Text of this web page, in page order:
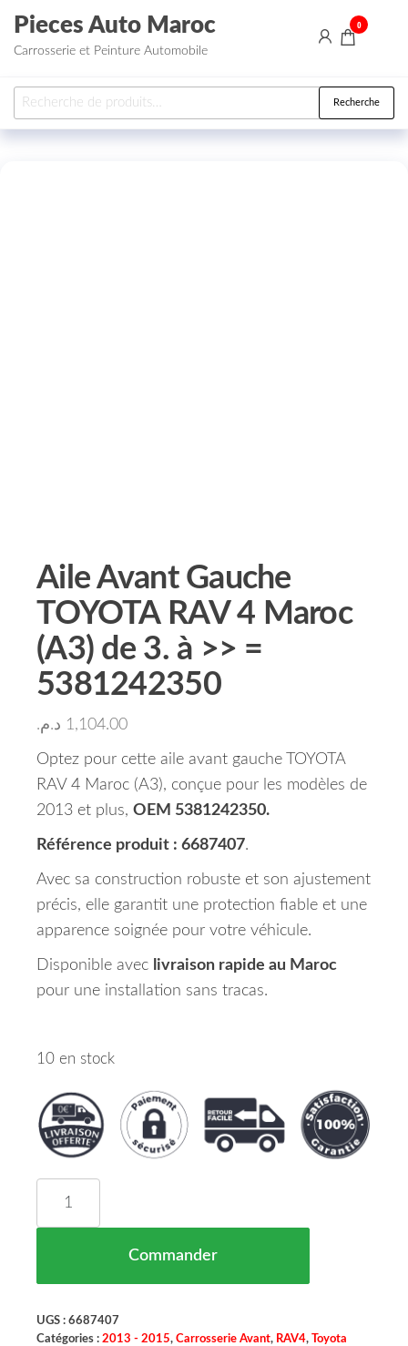
Aller au contenu
Pieces Auto Maroc
Carrosserie et Peinture Automobile
0
Recherche pour : Recherche
Aile Avant Gauche
TOYOTA RAV 4 Maroc
(A3) de 3. à >> =
5381242350
1,104.00 د.م.
Optez pour cette aile avant gauche TOYOTA
RAV 4 Maroc (A3), conçue pour les modèles de
2013 et plus, OEM 5381242350.
Référence produit : 6687407.
Avec sa construction robuste et son ajustement
précis, elle garantit une protection fiable et une
apparence soignée pour votre véhicule.
Disponible avec livraison rapide au Maroc
pour une installation sans tracas.
10 en stock
Commander
UGS : 6687407
Catégories : 2013 - 2015, Carrosserie Avant, RAV4, Toyota